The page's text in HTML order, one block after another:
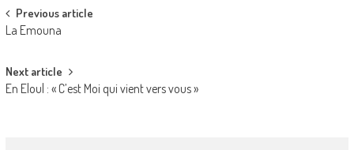
Post
navigation
Previous article
La Emouna
Next article
En Eloul : « C’est Moi qui vient vers vous »